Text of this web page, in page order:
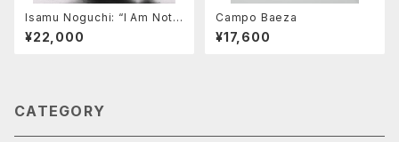
Isamu Noguchi: “I Am Not a
Designer”
¥22,000
Campo Baeza
¥17,600
CATEGORY